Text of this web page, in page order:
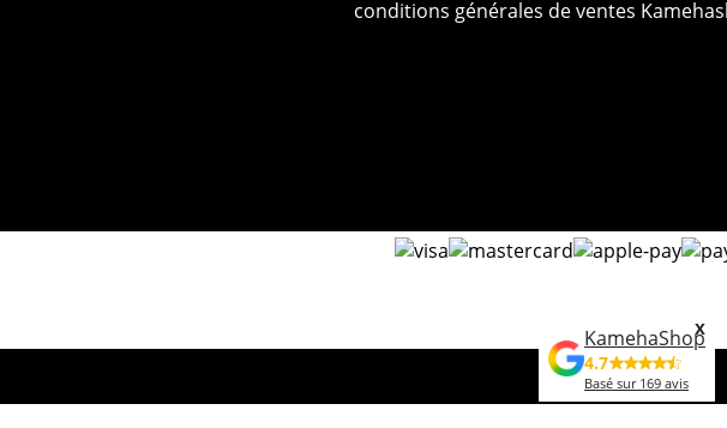
conditions générales de ventes
KamehaShop
4.7
Basé sur 169 avis
x